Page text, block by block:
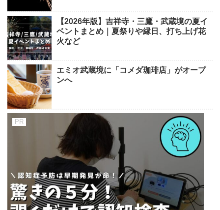
【2026年版】吉祥寺・三鷹・武蔵境の夏イ
ベントまとめ｜夏祭りや縁日、打ち上げ花
火など
エミオ武蔵境に「コメダ珈琲店」がオープ
ンへ